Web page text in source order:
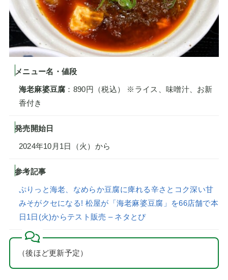
メニュー名・値段
海老麻婆豆腐 ：890円（税込） ※ライス、味噌汁、お新
香付き
発売開始日
2024年10月1日（火）から
参考記事
ぷりっと海老、なめらか豆腐に痺れる辛さとコク深い甘
みそがクセになる! 松屋が「海老麻婆豆腐」を66店舗で本
日1日(火)からテスト販売 – ネタとぴ
（後ほど更新予定）